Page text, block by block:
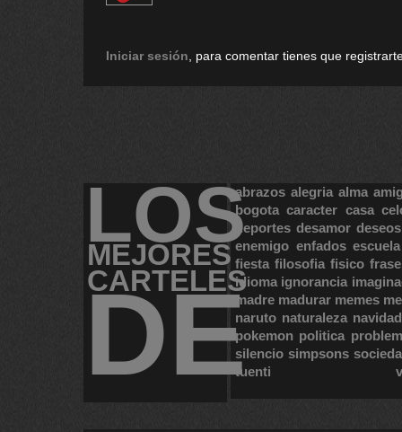
Iniciar sesión , para comentar tienes que
LOS
MEJORES
CARTELES
DE
abrazos alegria alma
bogota caracter casa
deportes desamor deseos
enemigo enfados escuela
fiesta filosofia fisico
idioma ignorancia
madre madurar memes
naruto naturaleza navidad
pokemon politica
silencio simpsons
tuenti